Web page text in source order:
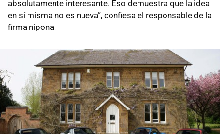
absolutamente interesante. Eso demuestra que la idea
en sí misma no es nueva”, confiesa el responsable de la
firma nipona.